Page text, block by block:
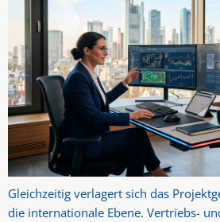
Gleichzeitig verlagert sich das
die internationale Ebene. Vertriebs-